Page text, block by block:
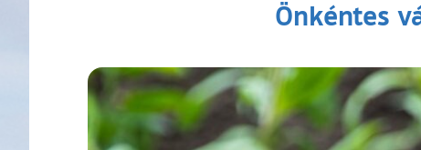
Önkéntes